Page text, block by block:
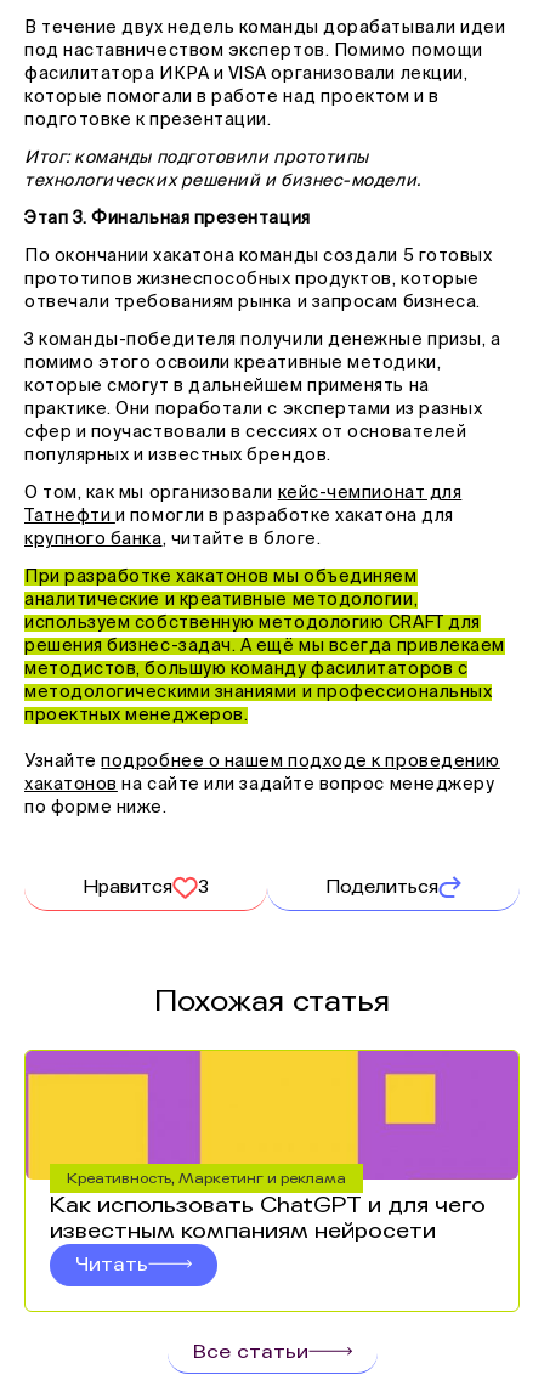
В течение двух недель команды дорабатывали идеи
под наставничеством экспертов. Помимо помощи
фасилитатора ИКРА и VISA организовали лекции,
которые помогали в работе над проектом и в
подготовке к презентации.
Итог: команды подготовили прототипы
технологических решений и бизнес-модели.
Этап 3. Финальная презентация
По окончании хакатона команды создали 5 готовых
прототипов жизнеспособных продуктов, которые
отвечали требованиям рынка и запросам бизнеса.
3 команды-победителя получили денежные призы, а
помимо этого освоили креативные методики,
которые смогут в дальнейшем применять на
практике. Они поработали с экспертами из разных
сфер и поучаствовали в сессиях от основателей
популярных и известных брендов.
О том, как мы организовали кейс-чемпионат для
Татнефти и помогли в разработке хакатона для
крупного банка, читайте в блоге.
При разработке хакатонов мы объединяем
аналитические и креативные методологии,
используем собственную методологию CRAFT для
решения бизнес-задач. А ещё мы всегда привлекаем
методистов, большую команду фасилитаторов с
методологическими знаниями и профессиональных
проектных менеджеров.
Узнайтеподробнее о нашем подходе к проведению
хакатонов на сайте или задайте вопрос менеджеру
по форме ниже.
Нравится 3 Поделиться
Похожая статья
Креативность, Маркетинг и реклама
Как использовать ChatGPT и для чего
известным компаниям нейросети
Читать
Все статьи